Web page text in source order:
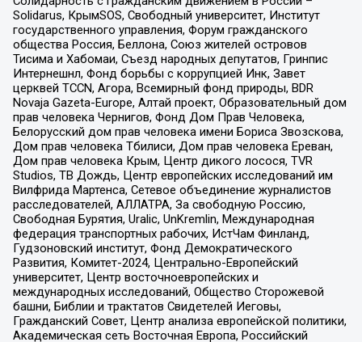
Solidarus, КрымSOS, Свободный университет, Институт
государственного управления, Форум гражданского
общества Россия, Беллона, Союз жителей островов
Тисима и Хабомаи, Съезд народных депутатов, Гринпис
Интернешнл, Фонд борьбы с коррупцией Инк, Завет
церквей TCCN, Агора, Всемирный фонд природы, BDR
Novaja Gazeta-Europe, Алтай проект, Образовательный дом
прав человека Чернигов, Фонд Дом Прав Человека,
Белорусский дом прав человека имени Бориса Звозскова,
Дом прав человека Тбилиси, Дом прав человека Ереван,
Дом прав человека Крым, Центр дикого лосося, TVR
Studios, ТВ Дождь, Центр европейских исследований им
Вилфрида Мартенса, Сетевое объединение журналистов
расследователей, АЛЛАТРА, За свободную Россию,
Свободная Бурятия, Uralic, UnKremlin, Международная
федерация транспортных рабочих, ИстЧам Финланд,
Гудзоновский институт, Фонд Демократического
Развития, Комитет-2024, Центрально-Европейский
университет, Центр восточноевропейских и
международных исследований, Общество Сторожевой
башни, Библии и трактатов Свидетелей Иеговы,
Гражданский Совет, Центр анализа европейской политики,
Академическая сеть Восточная Европа, Российский